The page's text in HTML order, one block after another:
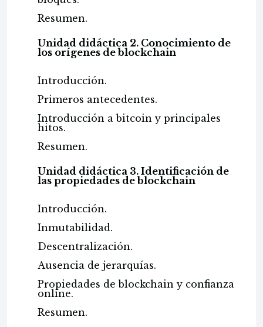
Resumen.
Unidad didáctica 2. Conocimiento de
los orígenes de blockchain
Introducción.
Primeros antecedentes.
Introducción a bitcoin y principales
hitos.
Resumen.
Unidad didáctica 3. Identificación de
las propiedades de blockchain
Introducción.
Inmutabilidad.
Descentralización.
Ausencia de jerarquías.
Propiedades de blockchain y confianza
online.
Resumen.